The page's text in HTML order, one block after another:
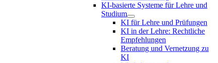
KI-basierte Systeme für Lehre und
Studium
KI für Lehre und Prüfungen
KI in der Lehre: Rechtliche
Empfehlungen
Beratung und Vernetzung zu
KI